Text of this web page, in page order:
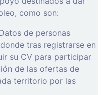
como son:
de personas
tras registrarse en
su CV para participar
de las ofertas de
territorio por las